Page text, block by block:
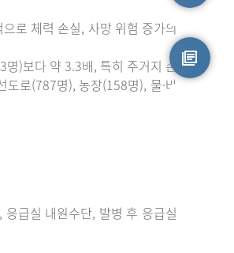
로 체력 손실, 사망 위험 증가의
)보다 약 3.3배, 특히 주거지 손
로(787명), 농장(158명), 물·바
급실 내원수단, 발병 후 응급실
원시자료